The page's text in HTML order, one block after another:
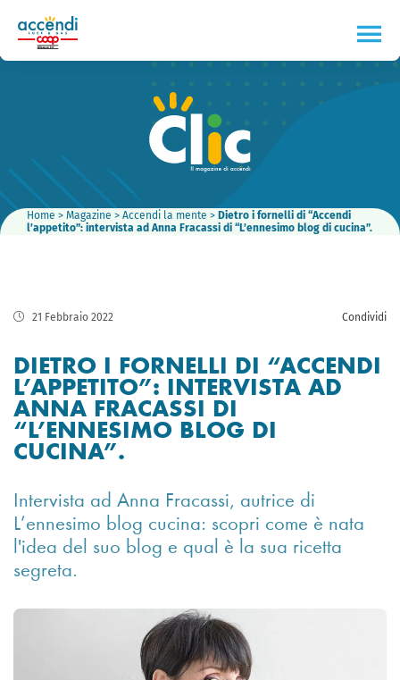
Home > Magazine > Accendi la mente > Dietro i fornelli di “Accendi
l’appetito”: intervista ad Anna Fracassi di “L’ennesimo blog di cucina”.
21 Febbraio 2022 Condividi
DIETRO I FORNELLI DI “ACCENDI
L’APPETITO”: INTERVISTA AD
ANNA FRACASSI DI
“L’ENNESIMO BLOG DI
CUCINA”.
Intervista ad Anna Fracassi, autrice di
L’ennesimo blog cucina: scopri come è nata
l'idea del suo blog e qual è la sua ricetta
segreta.